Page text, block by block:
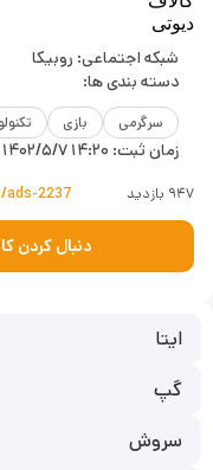
شبکه اجتماعی: روبیکا
دسته بندی ها:
سرگرمی بازی
زمان ثبت: ۱۴۰۲/۵/۷ ۱۴:۲۰
۹۴۷ بازدید ads-2237
دنبال کردن
ایتا
گپ
سروش